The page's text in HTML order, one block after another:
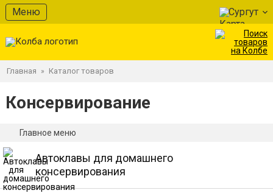
Меню Сургут
Главная » Каталог товаров
Консервирование
Главное меню
Автоклавы для домашнего
консервирования